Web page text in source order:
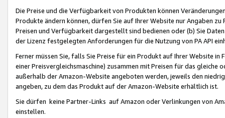
Die Preise und die Verfügbarkeit von Produkten können
Produkte ändern können, dürfen Sie auf Ihrer Website nur Angaben
Preisen und Verfügbarkeit dargestellt sind bedienen oder (b) Sie
der Lizenz festgelegten Anforderungen für die Nutzung von PA API
Ferner müssen Sie, falls Sie Preise für ein Produkt auf Ihrer Website
einer Preisvergleichsmaschine) zusammen mit Preisen für das
außerhalb der Amazon-Website angeboten werden, jeweils den
angeben, zu dem das Produkt auf der Amazon-Website erhältlich ist.
Sie dürfen keine Partner-Links auf Amazon oder Verlinkungen von
einstellen.